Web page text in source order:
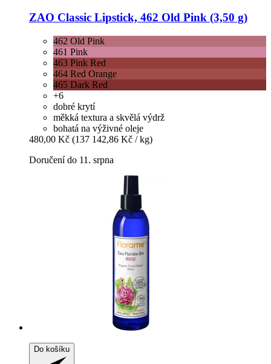
ZAO Classic Lipstick, 462 Old Pink (3,50 g)
462 Old Pink
461 Pink
463 Pink Red
464 Red Orange
465 Dark Red
+6
dobré krytí
měkká textura a skvělá výdrž
bohatá na výživné oleje
480,00 Kč (137 142,86 Kč / kg)
Doručení do 11. srpna
Do košíku